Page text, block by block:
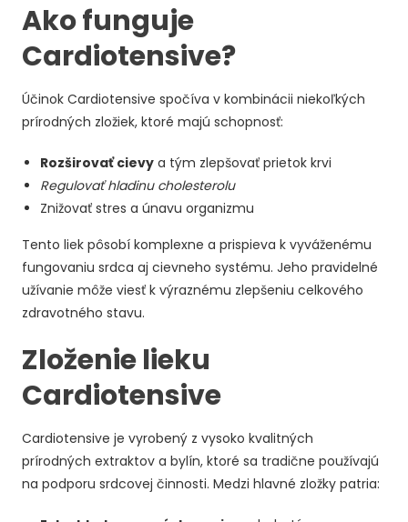
Ako funguje
Cardiotensive?
Účinok Cardiotensive spočíva v kombinácii niekoľkých
prírodných zložiek, ktoré majú schopnosť:
Rozširovať cievy a tým zlepšovať prietok krvi
Regulovať hladinu cholesterolu
Znižovať stres a únavu organizmu
Tento liek pôsobí komplexne a prispieva k vyváženému
fungovaniu srdca aj cievneho systému. Jeho pravidelné
užívanie môže viesť k výraznému zlepšeniu celkového
zdravotného stavu.
Zloženie lieku
Cardiotensive
Cardiotensive je vyrobený z vysoko kvalitných
prírodných extraktov a bylín, ktoré sa tradične používajú
na podporu srdcovej činnosti. Medzi hlavné zložky patria: